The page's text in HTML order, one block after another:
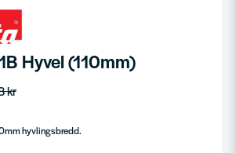
Hyvel (110mm)
kr
hyvlingsbredd.